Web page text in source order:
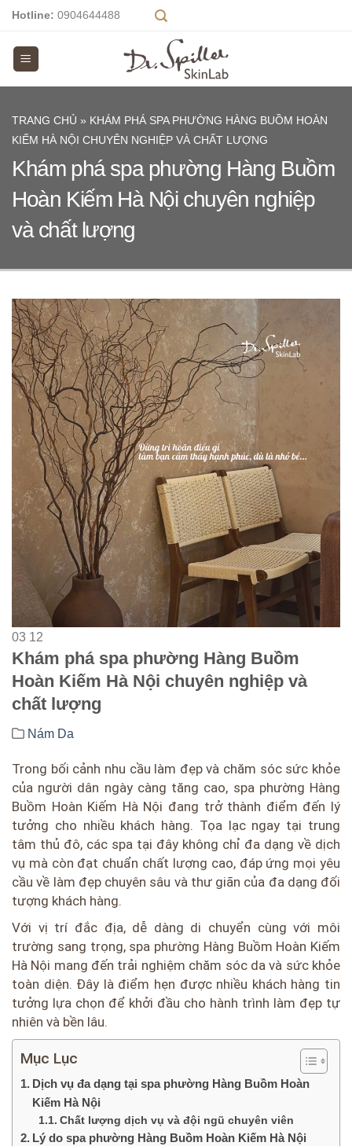
Skip
content
Hotline: 0904644488
TRANG CHỦ » KHÁM PHÁ SPA PHƯỜNG HÀNG BUỒM HOÀN
KIẾM HÀ NỘI CHUYÊN NGHIỆP VÀ CHẤT LƯỢNG
Khám phá spa phường Hàng Buồm
Hoàn Kiếm Hà Nội chuyên nghiệp
và chất lượng
03 12
Khám phá spa phường Hàng Buồm
Hoàn Kiếm Hà Nội chuyên nghiệp và
chất lượng
Nám Da
Trong bối cảnh nhu cầu làm đẹp và chăm sóc sức khỏe
của người dân ngày càng tăng cao, spa phường Hàng
Buồm Hoàn Kiếm Hà Nội đang trở thành điểm đến lý
tưởng cho nhiều khách hàng. Tọa lạc ngay tại trung
tâm thủ đô, các spa tại đây không chỉ đa dạng về dịch
vụ mà còn đạt chuẩn chất lượng cao, đáp ứng mọi yêu
cầu về làm đẹp chuyên sâu và thư giãn của đa dạng đối
tượng khách hàng.
Với vị trí đắc địa, dễ dàng di chuyển cùng với môi
trường sang trọng, spa phường Hàng Buồm Hoàn Kiếm
Hà Nội mang đến trải nghiệm chăm sóc da và sức khỏe
toàn diện. Đây là điểm hẹn được nhiều khách hàng tin
tưởng lựa chọn để khởi đầu cho hành trình làm đẹp tự
nhiên và bền lâu.
Mục Lục
Dịch vụ đa dạng tại spa phường Hàng Buồm Hoàn
Kiếm Hà Nội
Chất lượng dịch vụ và đội ngũ chuyên viên
Lý do spa phường Hàng Buồm Hoàn Kiếm Hà Nội